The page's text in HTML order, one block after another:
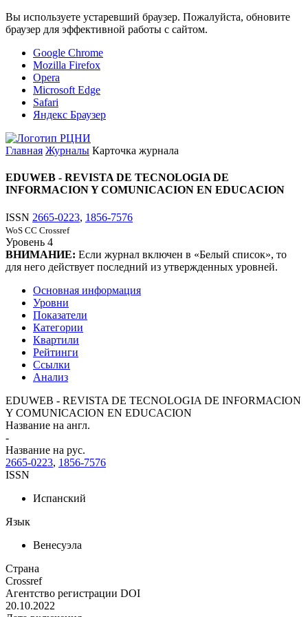
Вы используете устаревший браузер. Пожалуйста, обновите
браузер для эффективной работы с сайтом.
Google Chrome
Mozilla Firefox
Opera
Microsoft Edge
Safari
Яндекс Браузер
Главная Журналы Карточка журнала
EDUWEB - REVISTA DE TECNOLOGIA DE
INFORMACION Y COMUNICACION EN EDUCACION
ISSN 2665-0223, 1856-7576
WoS CC Crossref
Уровень 4
ВНИМАНИЕ: Если журнал включен в «Белый список», то
для него действует последний из утвержденных уровней.
Основная информация
Уровни
Показатели
Категории
Квартили
Рейтинги
Ссылки
Анализ
EDUWEB - REVISTA DE TECNOLOGIA DE INFORMACION
Y COMUNICACION EN EDUCACION
Название на англ.
-
Название на рус.
2665-0223, 1856-7576
ISSN
Испанский
Язык
Венесуэла
Страна
Crossref
Агентство регистрации DOI
20.10.2022